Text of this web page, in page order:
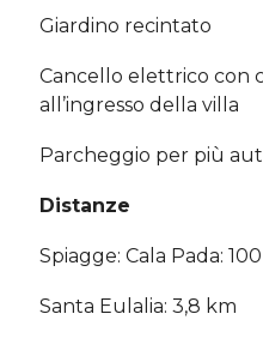
Giardino recintato
Cancello elettrico con
all’ingresso della villa
Parcheggio per più
Distanze
Spiagge: Cala Pada:
Santa Eulalia: 3,8 km